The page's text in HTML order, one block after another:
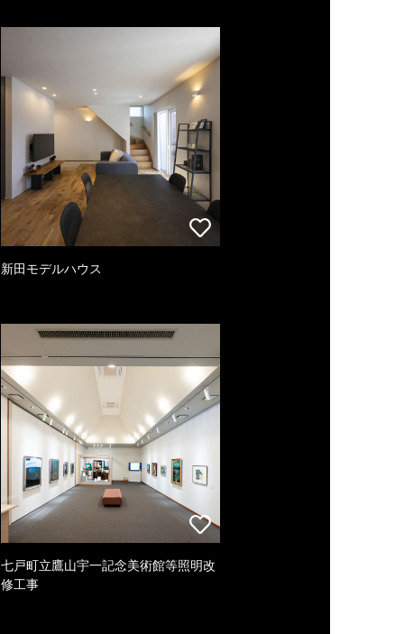
新田モデルハウス
七戸町立鷹山宇一記念美術館等照明改
修工事